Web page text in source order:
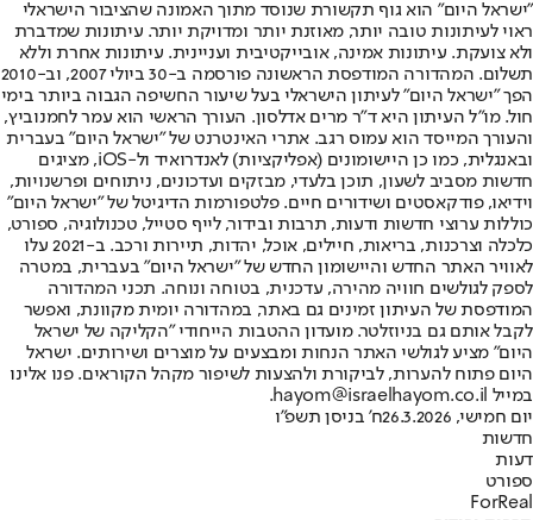
"ישראל היום" הוא גוף תקשורת שנוסד מתוך האמונה שהציבור הישראלי
ראוי לעיתונות טובה יותר, מאוזנת יותר ומדויקת יותר. עיתונות שמדברת
ולא צועקת. עיתונות אמינה, אובייקטיבית ועניינית. עיתונות אחרת וללא
תשלום. המהדורה המודפסת הראשונה פורסמה ב-30 ביולי 2007, וב-2010
הפך "ישראל היום" לעיתון הישראלי בעל שיעור החשיפה הגבוה ביותר בימי
חול. מו"ל העיתון היא ד"ר מרים אדלסון. העורך הראשי הוא עמר לחמנוביץ,
והעורך המייסד הוא עמוס רגב. אתרי האינטרנט של "ישראל היום" בעברית
ובאנגלית, כמו כן היישומונים (אפליקציות) לאנדרואיד ול-iOS, מציגים
חדשות מסביב לשעון, תוכן בלעדי, מבזקים ועדכונים, ניתוחים ופרשנויות,
וידיאו, פודקאסטים ושידורים חיים. פלטפורמות הדיגיטל של "ישראל היום"
כוללות ערוצי חדשות ודעות, תרבות ובידור, לייף סטייל, טכנולוגיה, ספורט,
כלכלה וצרכנות, בריאות, חיילים, אוכל, יהדות, תיירות ורכב. ב-2021 עלו
לאוויר האתר החדש והיישומון החדש של "ישראל היום" בעברית, במטרה
לספק לגולשים חוויה מהירה, עדכנית, בטוחה ונוחה. תכני המהדורה
המודפסת של העיתון זמינים גם באתר, במהדורה יומית מקוונת, ואפשר
לקבל אותם גם בניוזלטר. מועדון ההטבות הייחודי "הקליקה של ישראל
היום" מציע לגולשי האתר הנחות ומבצעים על מוצרים ושירותים. ישראל
היום פתוח להערות, לביקורת ולהצעות לשיפור מקהל הקוראים. פנו אלינו
במייל hayom@israelhayom.co.il.
יום חמישי, 26.3.2026
ח' בניסן תשפ"ו
חדשות
דעות
ספורט
ForReal